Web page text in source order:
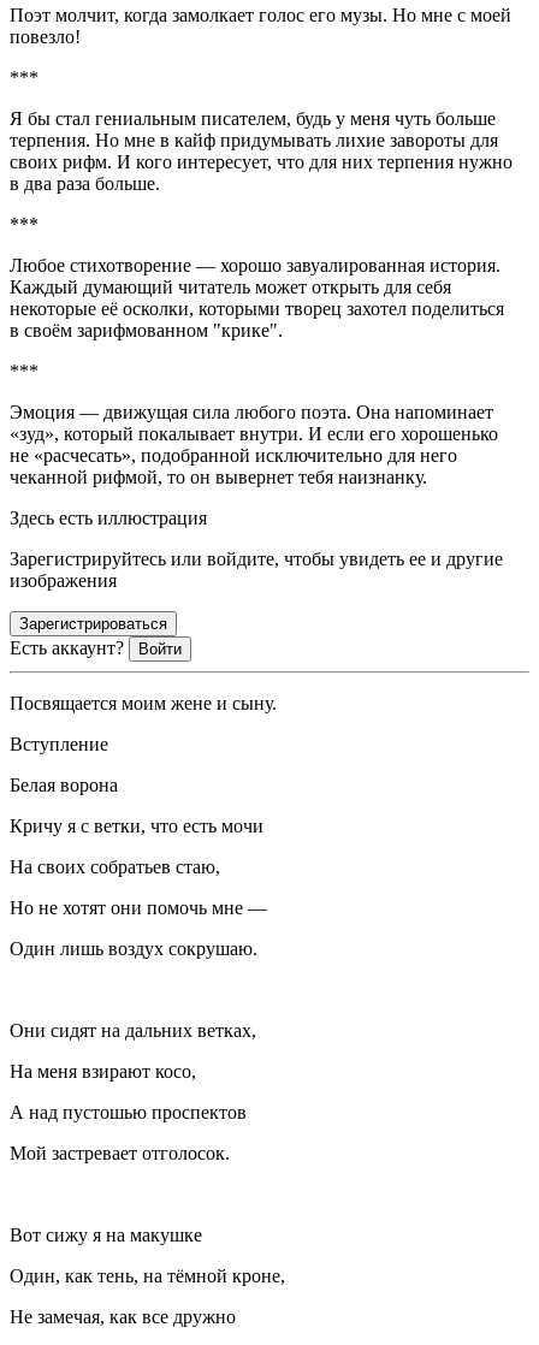
Поэт молчит, когда замолкает голос его музы. Но мне с моей
повезло!
***
Я бы стал гениальным писателем, будь у меня чуть больше
терпения. Но мне в кайф придумывать лихие завороты для
своих рифм. И кого интересует, что для них терпения нужно
в два раза больше.
***
Любое стихотворение — хорошо завуалированная история.
Каждый думающий читатель может открыть для себя
некоторые её осколки, которыми творец захотел поделиться
в своём зарифмованном "крике".
***
Эмоция — движущая сила любого поэта. Она напоминает
«зуд», который покалывает внутри. И если его хорошенько
не «расчесать», подобранной исключительно для него
чеканной рифмой, то он вывернет тебя наизнанку.
Здесь есть иллюстрация
Зарегистрируйтесь или войдите, чтобы увидеть ее и другие
изображения
Зарегистрироваться
Есть аккаунт? Войти
Посвящается моим жене и сыну.
Вступление
Белая ворона
Кричу я с ветки, что есть мочи
На своих собратьев стаю,
Но не хотят они помочь мне —
Один лишь воздух сокрушаю.
Они сидят на дальних ветках,
На меня взирают косо,
А над пустошью проспектов
Мой застревает отголосок.
Вот сижу я на макушке
Один, как тень, на тёмной кроне,
Не замечая, как все дружно